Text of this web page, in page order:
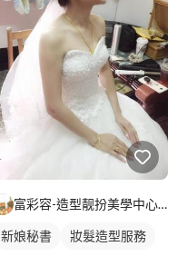
富彩容-造型靓扮美學中心..附設輕 spa 美妍/紋繡
新娘秘書 妝髮造型服務